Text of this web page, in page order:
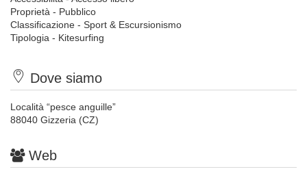
Proprietà - Pubblico
Classificazione - Sport & Escursionismo
Tipologia - Kitesurfing
Dove siamo
Località “pesce anguille”
88040 Gizzeria (CZ)
Web